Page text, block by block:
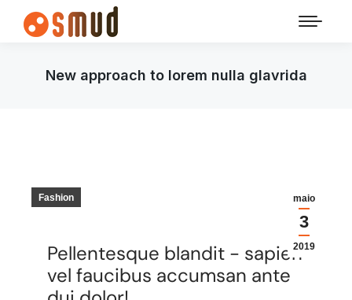
New approach to lorem nulla glavrida
maio
3
2019
Fashion
Pellentesque blandit - sapien
vel faucibus accumsan ante